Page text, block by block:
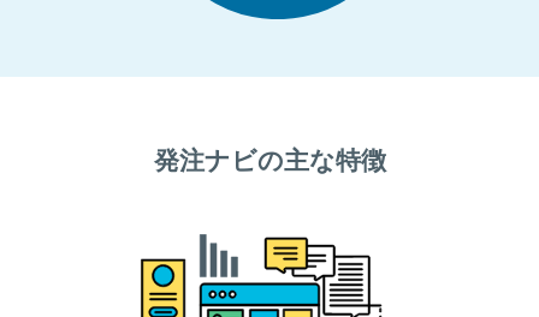
発注ナビの主な特徴